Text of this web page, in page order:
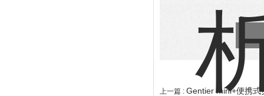
上一篇 : Gentier mini+便携式